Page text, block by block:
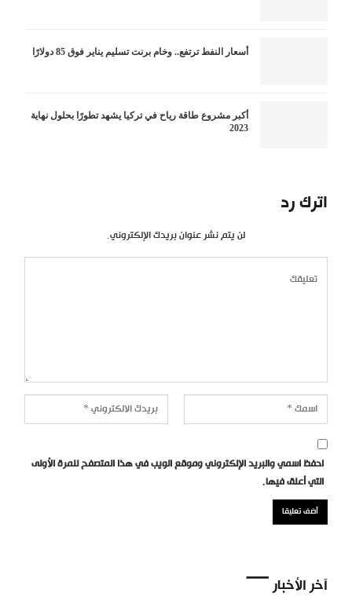
أسعار النفط ترتفع.. وخام برنت تسليم يناير فوق 85 دولارًا
أكبر مشروع طاقة رياح في تركيا يشهد تطورًا بحلول نهاية
2023
اترك رد
لن يتم نشر عنوان بريدك الإلكتروني.
احفظ اسمي والبريد الإلكتروني وموقع الويب في هذا المتصفح للمرة الأولى
التي أعلق فيها.
آخر الأخبار